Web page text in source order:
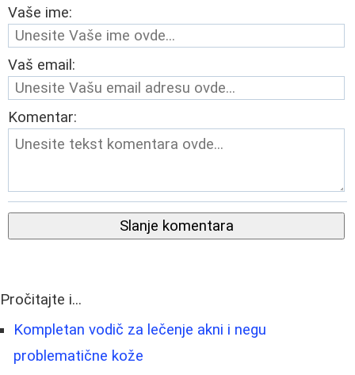
Vaše ime:
Vaš email:
Komentar:
Slanje komentara
Pročitajte i...
Kompletan vodič za lečenje akni i negu
problematične kože